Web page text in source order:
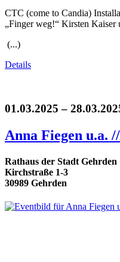
CTC (come to Candia)
„Finger weg!“ Kirsten Kaiser
(...)
Details
01.03.2025 –
Anna Fiegen u.a.
Rathaus der Stadt Gehrden
Kirchstraße 1-3
30989 Gehrden